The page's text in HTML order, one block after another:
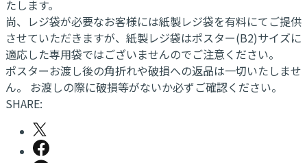
たします。
尚、レジ袋が必要なお客様には紙製レジ袋を有料にてご提供
させていただきますが、紙製レジ袋はポスター(B2)サイズに
適応した専用袋ではございませんのでご注意ください。
ポスターお渡し後の角折れや破損への返品は一切いたしませ
ん。 お渡しの際に破損等がないか必ずご確認ください。
SHARE: